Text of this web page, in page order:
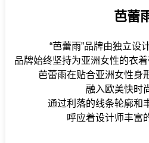
芭蕾
“芭蕾雨”品牌由独立设
品牌始终坚持为亚洲女性的衣
芭蕾雨在贴合亚洲女性身
融入欧美快时
通过利落的线条轮廓和
呼应着设计师丰富